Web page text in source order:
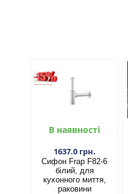
В наявності
1637.0 грн.
Сифон Frap F82-6
білий, для
кухонного миття,
раковини